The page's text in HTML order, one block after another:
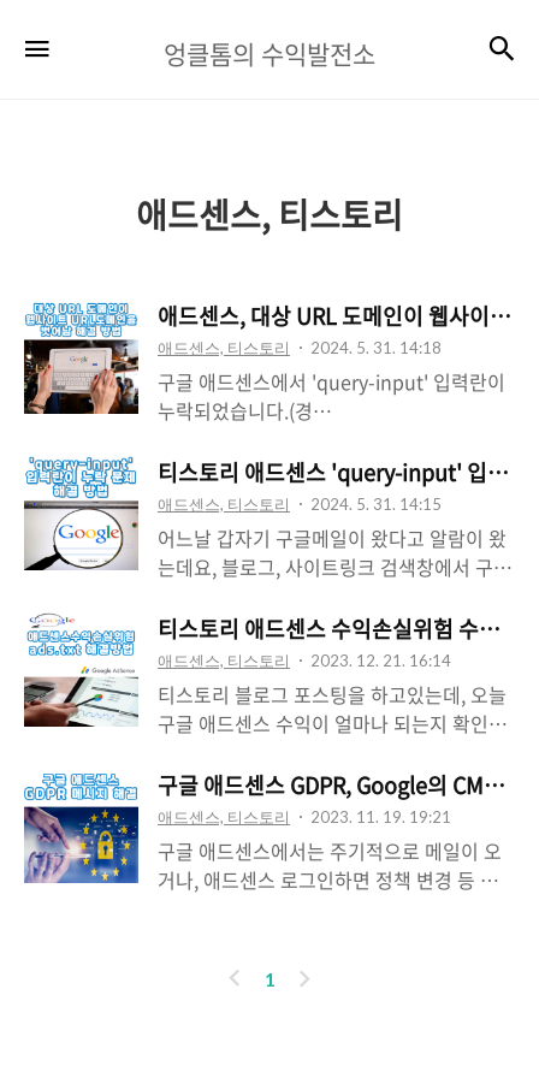
클
수
익
전
소
엉클톰의 수익발전소
애드센스, 티스토리
애드센스, 대상 URL 도메인이 웹사이트
애드센스, 티스토리 2024. 5. 31. 14:18
구글 애드센스에서 'query-input' 입력란이
누락되었습니다.(경
그매니저 이용해서 해결 작업을 했습니
다. 그런데 다음날 뭔가 이상한 메일이 또 오
더군요. 구글서치콘솔에서 문제가되는 포
스팅 url검사를 해보니 아래와 같이 나옵니
다. 골치아프네요. 빨리 해결해야하는데, 검
색해도 딱히 뭐라 방법은 안나오고, 구글 자
세히알아보기 클릭해서 방법 읽어보면 뭘 이
렇게 어렵게 적어두었는지 뭔 말인지 모르겠
습니다.제가 이해를 못하는 건지...구글 설명
은 참...친절하지 않은 것 같습니다. 서치콘
어가 해당 페이지를 클릭해보니 HTML코드
가 문제가 있었나봅니다. "urlTemplate":
"https://q..
티스토리 애드센스 'query-input' 입력란
애드센스, 티스토리 2024. 5. 31. 14:15
어느날 갑자기 구글메일이 왔다고 알람이 왔
는데요, 블로그, 사이트링크 검색창에서 구조
네요. 문제라... 심각한 문제 중 주요 문제
*'query-input' 입력란이 누락되었습니다.
(경로: 'potentialAction')*심각한 문제가 있
으면 페이지 또는 기능이 Google 검색결과
에 표시되지 않습니다. 심각한 문제라고, 검
색이 안될 수 있다고 나오니 빨리 해결해야
겠습니다. 이럴 때는 아래와 같은 방법으로
해결할 수 있습니다. 구글 태그매니저를 통
한 해결 방법 먼저 구글 태그매니저
(https://tagmanager.google.com)에 접
에 드는 것으로 임의대..
티스토리 애드센스 수익손실위험 수익에
애드센스, 티스토리 2023. 12. 21. 16:14
티스토리 블로그 포스팅을 하고있는데, 오늘
구글 애드센스 수익이 얼마나 되는지 확인해
와는 다르게 상단에 붉은 바안에 주의!!! 글이
떠 있는 것이 보입니다. (!) 수익 손실 위험-수
익에 심각한 영향을 미치지 않도록 사이트에
서 발견된 ads.txt 파일 문제를 해결해야합니
다. 애드센스를 하다보니 갑자기 보지도 못했
오른쪽에 있는 [자세히 알아보기]를 클릭하면
구글 애드센스 GDPR, Google의 CMP를
애드센스, 티스토리 2023. 11. 19. 19:21
구글 애드센스에서는 주기적으로 메일이 오
거나, 애드센스 로그인하면 정책 변경 등 메
지...내가 이해를 못하는 건지 모르겠습니다.
개인적으로 안내문이 잘 읽히지는 않습니다.
이
1
다